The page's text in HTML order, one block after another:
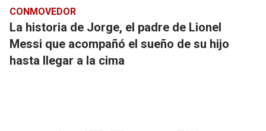
CONMOVEDOR
La historia de Jorge, el padre de Lionel
Messi que acompañó el sueño de su hijo
hasta llegar a la cima